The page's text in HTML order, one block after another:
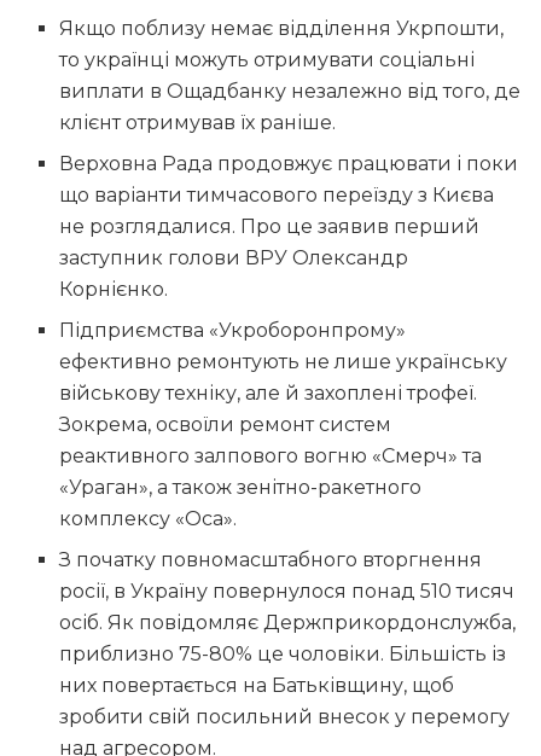
Якщо поблизу немає відділення Укрпошти,
то українці можуть отримувати соціальні
виплати в Ощадбанку незалежно від того, де
клієнт отримував їх раніше.
Верховна Рада продовжує працювати і поки
що варіанти тимчасового переїзду з Києва
не розглядалися. Про це заявив перший
заступник голови ВРУ Олександр
Корнієнко.
Підприємства «Укроборонпрому»
ефективно ремонтують не лише українську
військову техніку, але й захоплені трофеї.
Зокрема, освоїли ремонт систем
реактивного залпового вогню «Смерч» та
«Ураган», а також зенітно-ракетного
комплексу «Оса».
З початку повномасштабного вторгнення
росії, в Україну повернулося понад 510 тисяч
осіб. Як повідомляє Держприкордонслужба,
приблизно 75-80% це чоловіки. Більшість із
них повертається на Батьківщину, щоб
зробити свій посильний внесок у перемогу
над агресором.